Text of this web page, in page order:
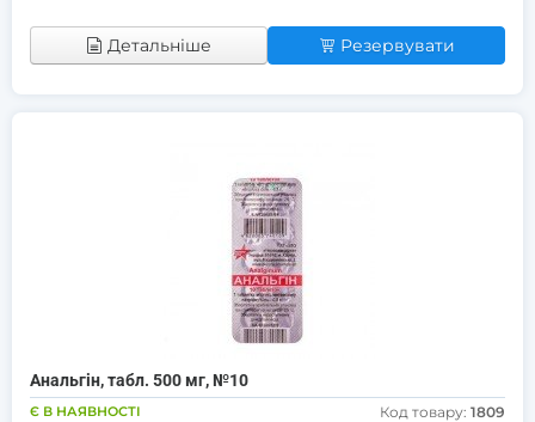
Детальніше Резервувати
Анальгін, табл. 500 мг, №10
Є В НАЯВНОСТІ Код товару: 1809